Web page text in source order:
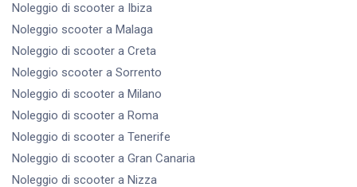
Noleggio di scooter a Ibiza
Noleggio scooter a Malaga
Noleggio di scooter a Creta
Noleggio scooter a Sorrento
Noleggio di scooter a Milano
Noleggio di scooter a Roma
Noleggio di scooter a Tenerife
Noleggio di scooter a Gran Canaria
Noleggio di scooter a Nizza